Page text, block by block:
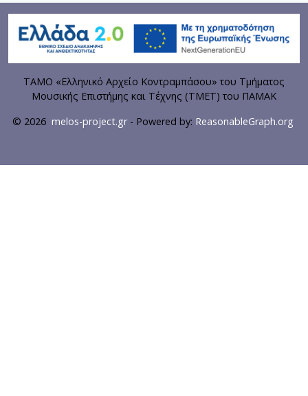
ΤΑΜΟ «Ελληνικό Αρχείο Κοντραμπάσου» του Τμήματος
Μουσικής Επιστήμης και Τέχνης (ΤΜΕΤ) του ΠΑΜΑΚ
© 2026 melos-project.gr- Powered by: ReasonableGraph.org